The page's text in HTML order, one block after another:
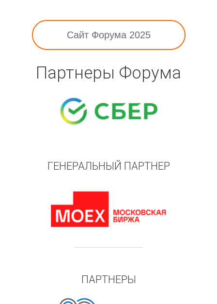
Сайт Форума 2025
Партнеры Форума
ГЕНЕРАЛЬНЫЙ ПАРТНЕР
ПАРТНЕРЫ